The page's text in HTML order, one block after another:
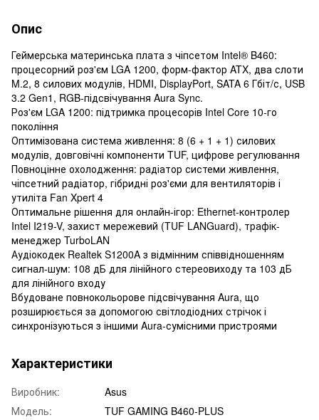
Опис
Геймерська материнська плата з чіпсетом Intel® B460:
процесорний роз'єм LGA 1200, форм-фактор ATX, два слоти
M.2, 8 силових модулів, HDMI, DisplayPort, SATA 6 Гбіт/с, USB
3.2 Gen1, RGB-підсвічування Aura Sync.
Роз'єм LGA 1200: підтримка процесорів Intel Core 10-го
покоління
Оптимізована система живлення: 8 (6 + 1 + 1) силових
модулів, довговічні компоненти TUF, цифрове регулювання
Повноцінне охолодження: радіатор системи живлення,
чіпсетний радіатор, гібридні роз'єми для вентиляторів і
утиліта Fan Xpert 4
Оптимальне рішення для онлайн-ігор: Ethernet-контролер
Intel I219-V, захист мережевий (TUF LANGuard), трафік-
менеджер TurboLAN
Аудіокодек Realtek S1200A з відмінним співвідношенням
сигнал-шум: 108 дБ для лінійного стереовиходу та 103 дБ
для лінійного входу
Вбудоване повнокольорове підсвічування Aura, що
розширюється за допомогою світлодіодних стрічок і
синхронізуються з іншими Aura-сумісними пристроями
Характеристики
Виробник:
Asus
Модель:
TUF GAMING B460-PLUS